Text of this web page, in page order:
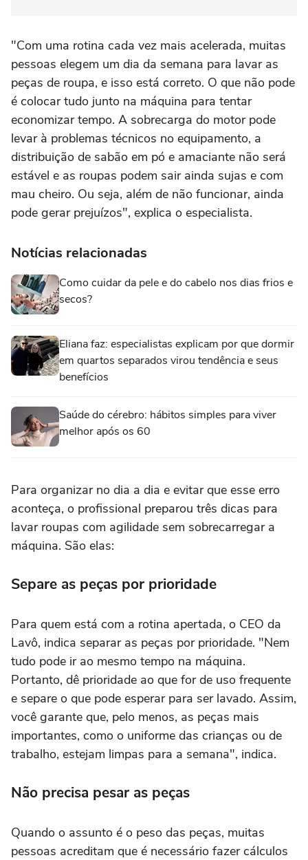
"Com uma rotina cada vez mais acelerada, muitas
pessoas elegem um dia da semana para lavar as
peças de roupa, e isso está correto. O que não pode
é colocar tudo junto na máquina para tentar
economizar tempo. A sobrecarga do motor pode
levar à problemas técnicos no equipamento, a
distribuição de sabão em pó e amaciante não será
estável e as roupas podem sair ainda sujas e com
mau cheiro. Ou seja, além de não funcionar, ainda
pode gerar prejuízos", explica o especialista.
Notícias relacionadas
Como cuidar da pele e do cabelo nos dias frios e
secos?
Eliana faz: especialistas explicam por que dormir
em quartos separados virou tendência e seus
benefícios
Saúde do cérebro: hábitos simples para viver
melhor após os 60
Para organizar no dia a dia e evitar que esse erro
aconteça, o profissional preparou três dicas para
lavar roupas com agilidade sem sobrecarregar a
máquina. São elas:
Separe as peças por prioridade
Para quem está com a rotina apertada, o CEO da
Lavô, indica separar as peças por prioridade. "Nem
tudo pode ir ao mesmo tempo na máquina.
Portanto, dê prioridade ao que for de uso frequente
e separe o que pode esperar para ser lavado. Assim,
você garante que, pelo menos, as peças mais
importantes, como o uniforme das crianças ou de
trabalho, estejam limpas para a semana", indica.
Não precisa pesar as peças
Quando o assunto é o peso das peças, muitas
pessoas acreditam que é necessário fazer cálculos